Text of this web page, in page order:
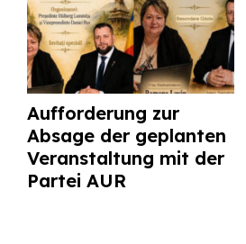
Aufforderung zur
Absage der geplanten
Veranstaltung mit der
Partei AUR